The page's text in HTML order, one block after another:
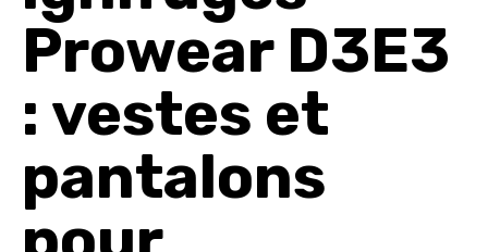
Prowear D3E3
: vestes et
pantalons